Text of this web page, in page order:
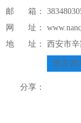
邮 箱：
网 址：
地 址：
西安市
留言咨
分享：